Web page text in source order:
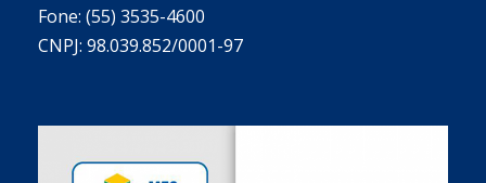
Fone: (55) 3535-4600
CNPJ: 98.039.852/0001-97